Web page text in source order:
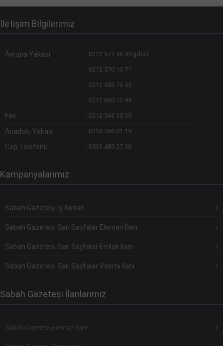
İletişim Bilgilerimiz
Avrupa Yakası : 0212 571 46 99 (pbx)
: 0212 570 13 71
: 0212 583 76 53
: 0212 660 13 94
Fax : 0212 543 35 39
Anadolu Yakası : 0216 366 01 19
Cep Telefonu : 0533 489 27 38
Kampanyalarımız
Sabah Gazetesi İş İlanları
Sabah Gazetesi Sarı Sayfalar Eleman İlanı
Sabah Gazetesi Sarı Sayfalar Emlak İlanı
Sabah Gazetesi Sarı Sayfalar Vasıta İlanı
Sabah Gazetesi İlanlarımız
Sabah Gazetesi Eleman İlanı
Devamını Gör